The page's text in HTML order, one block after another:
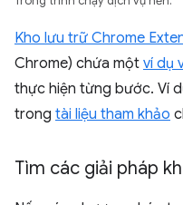
Kho lưu trữ Chrome
Chrome) chứa một ví dụ
thực hiện từng bước. Ví
trong tài liệu tham khảo
Tìm các giải pháp